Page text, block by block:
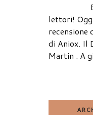
lettori!
recensione
di Aniox. Il
Martin . A